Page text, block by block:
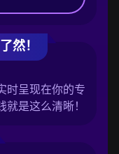
然！
时呈现在你的专
是这么清晰！